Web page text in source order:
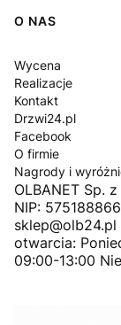
O NAS
Wycena
Realizacje
Kontakt
Drzwi24.pl
Facebook
O firmie
Nagrody i
OLBANET Sp.
NIP:
otwarcia:
09:00-13:00